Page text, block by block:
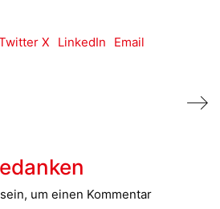
X LinkedIn
Email
sein, um einen Kommentar